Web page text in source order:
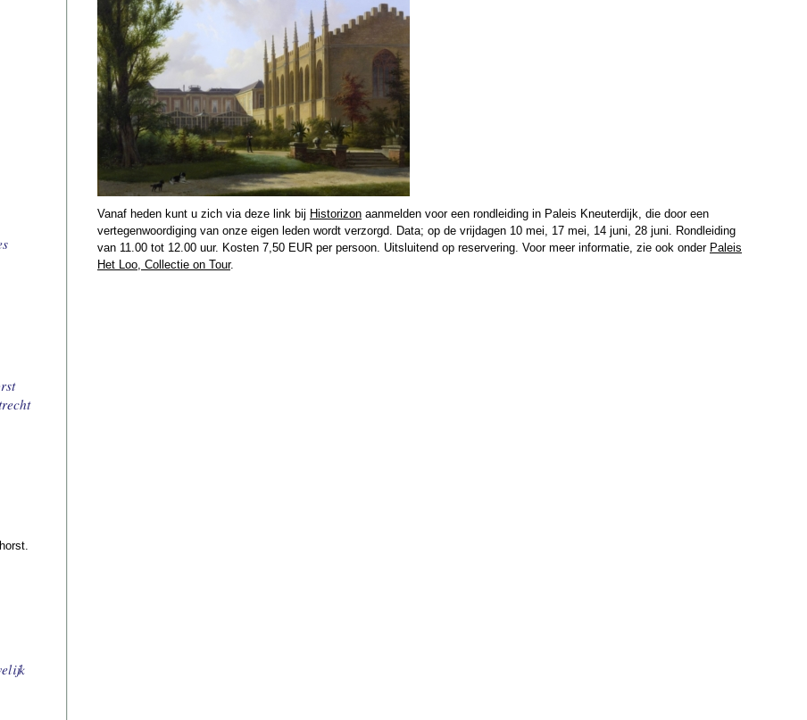
Vanaf heden kunt u zich via deze link bij Historizon aanmelden voor een rondleiding in Paleis Kneuterdijk, die door een
vertegenwoordiging van onze eigen leden wordt verzorgd. Data; op de vrijdagen 10 mei, 17 mei, 14 juni, 28 juni. Rondleiding
van 11.00 tot 12.00 uur. Kosten 7,50 EUR per persoon. Uitsluitend op reservering. Voor meer informatie, zie ook onder Paleis
Het Loo, Collectie on Tour.